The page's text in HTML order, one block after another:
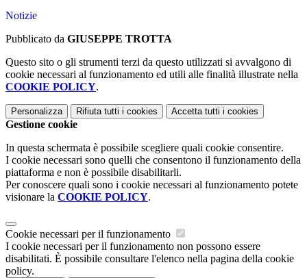
Notizie
Pubblicato da GIUSEPPE TROTTA
Questo sito o gli strumenti terzi da questo utilizzati si avvalgono di
cookie necessari al funzionamento ed utili alle finalità illustrate nella
COOKIE POLICY.
Personalizza Rifiuta tutti i cookies Accetta tutti i cookies
Gestione cookie
In questa schermata è possibile scegliere quali cookie consentire.
I cookie necessari sono quelli che consentono il funzionamento della
piattaforma e non è possibile disabilitarli.
Per conoscere quali sono i cookie necessari al funzionamento potete
visionare la COOKIE POLICY.
Cookie necessari per il funzionamento
I cookie necessari per il funzionamento non possono essere
disabilitati. È possibile consultare l'elenco nella pagina della cookie
policy.